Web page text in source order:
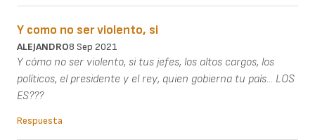
Y como no ser violento, si
ALEJANDRO8 Sep 2021
Y cómo no ser violento, si tus jefes, los altos cargos, los
políticos, el presidente y el rey, quien gobierna tu país... LOS
ES???
Respuesta